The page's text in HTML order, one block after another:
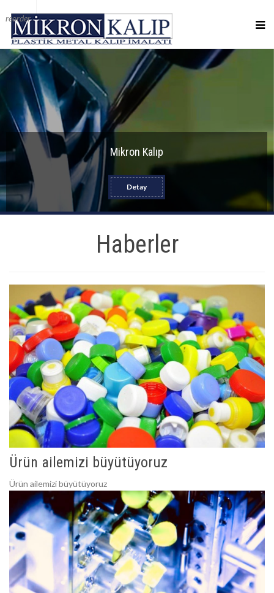
reorder
Mikron Kalıp
Detay
Haberler
Ürün ailemizi büyütüyoruz
Ürün ailemizi büyütüyoruz